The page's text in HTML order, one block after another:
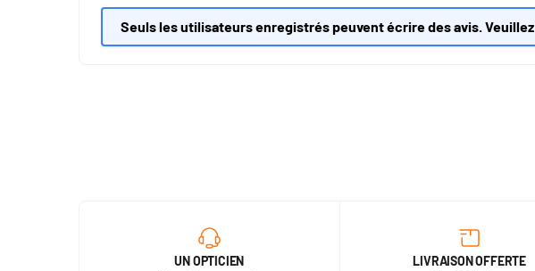
Seuls les utilisateurs enregistrés peuvent écrire des avis. Veuillez
UN OPTICIEN LIVRAISON OFFERTE